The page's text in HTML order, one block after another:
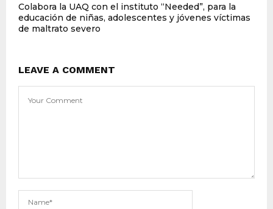
Colabora la UAQ con el instituto “Needed”, para la
educación de niñas, adolescentes y jóvenes víctimas
de maltrato severo
LEAVE A COMMENT